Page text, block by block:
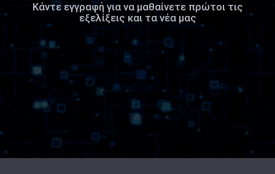
Κάντε εγγραφή για να μαθαίνετε πρώτοι τις
εξελίξεις και τα νέα μας
[mc4wp_form id="582"]